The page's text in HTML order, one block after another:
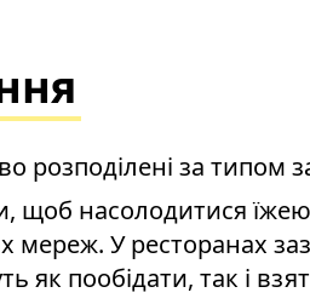
розподілені за типом
щоб насолодитися
мереж. У ресторанах
як пообідати, так і